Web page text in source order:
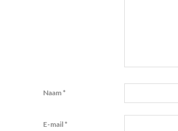
Naam*
E-mail*